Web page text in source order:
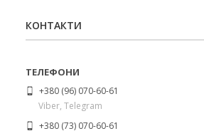
КОНТАКТИ
+380 (96) 070-60-61
Viber, Telegram
+380 (73) 070-60-61